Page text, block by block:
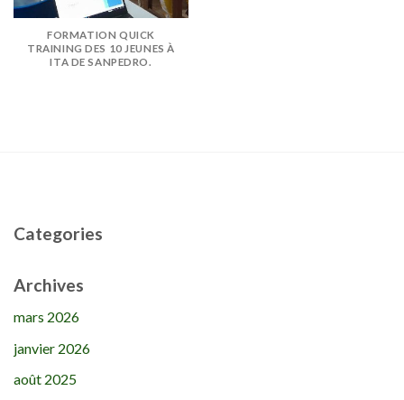
FORMATION QUICK
TRAINING DES 10 JEUNES À
ITA DE SANPEDRO.
Categories
Archives
mars 2026
janvier 2026
août 2025